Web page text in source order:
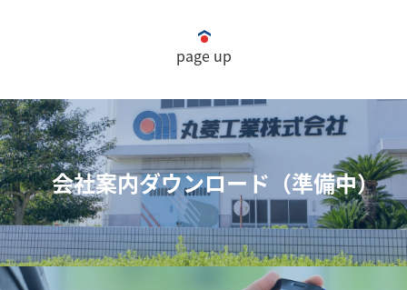
page up
会社案内ダウンロード（準備中）